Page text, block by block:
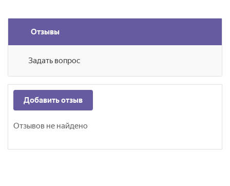
Отзывы
Задать вопрос
Добавить отзыв
Отзывов не найдено